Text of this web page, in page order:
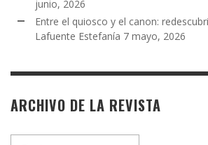
junio, 2026
Entre el quiosco y el canon:
Lafuente Estefanía 7 mayo, 2026
ARCHIVO DE LA REVISTA